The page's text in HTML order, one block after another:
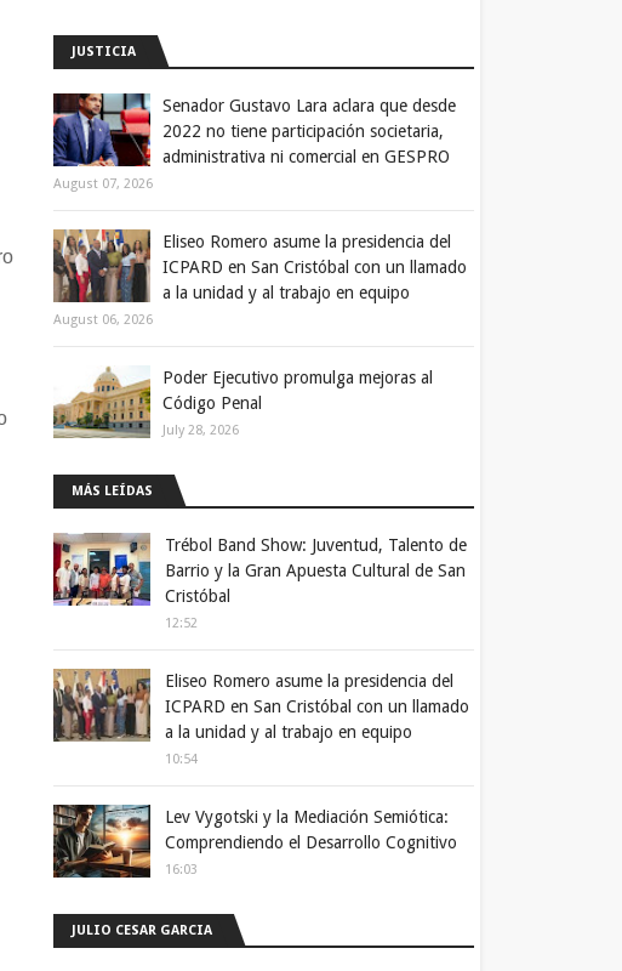
JUSTICIA
Senador Gustavo Lara aclara que desde
2022 no tiene participación societaria,
administrativa ni comercial en GESPRO
August 07, 2026
Eliseo Romero asume la presidencia del
ICPARD en San Cristóbal con un llamado
a la unidad y al trabajo en equipo
August 06, 2026
Poder Ejecutivo promulga mejoras al
Código Penal
July 28, 2026
MÁS LEÍDAS
Trébol Band Show: Juventud, Talento de
Barrio y la Gran Apuesta Cultural de San
Cristóbal
12:52
Eliseo Romero asume la presidencia del
ICPARD en San Cristóbal con un llamado
a la unidad y al trabajo en equipo
10:54
Lev Vygotski y la Mediación Semiótica:
Comprendiendo el Desarrollo Cognitivo
16:03
JULIO CESAR GARCIA